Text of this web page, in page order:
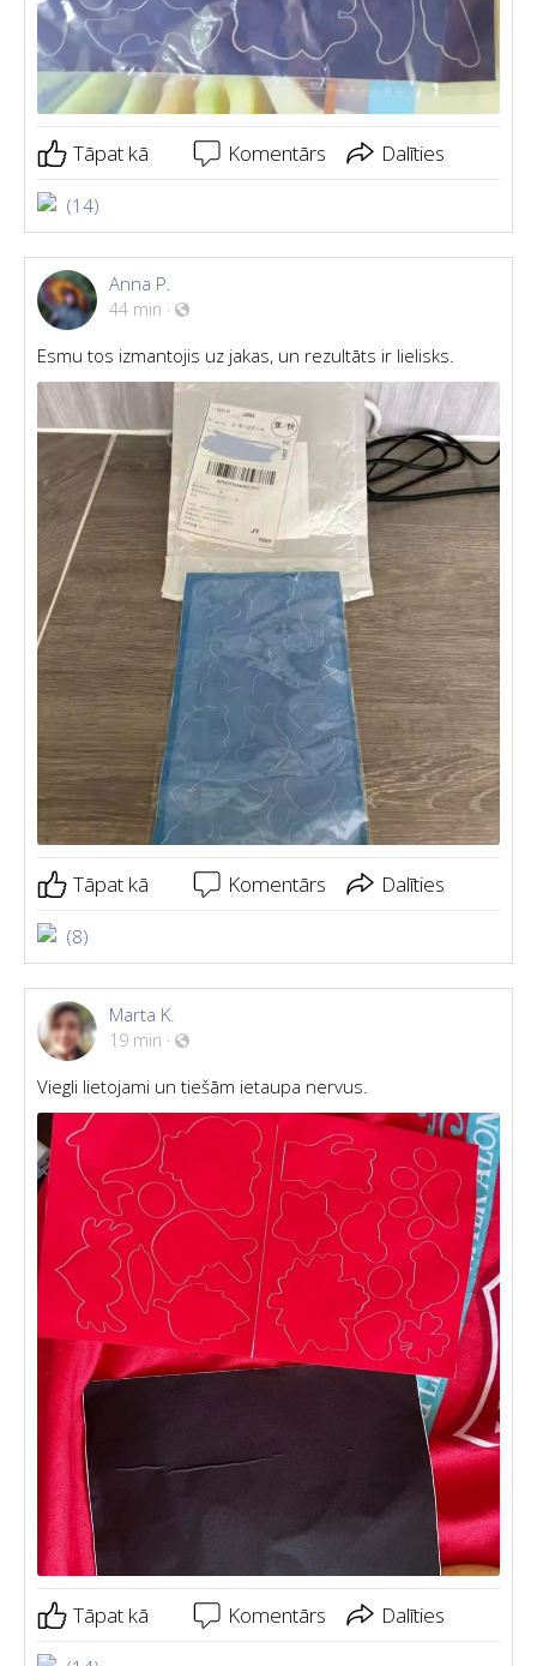
Tāpat kā Komentārs Dalīties
(14)
Anna P.
44 min ·
Esmu tos izmantojis uz jakas, un rezultāts ir lielisks.
Tāpat kā Komentārs Dalīties
(8)
Marta K.
19 min ·
Viegli lietojami un tiešām ietaupa nervus.
Tāpat kā Komentārs Dalīties